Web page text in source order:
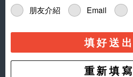
朋友介紹
Email
填好送出